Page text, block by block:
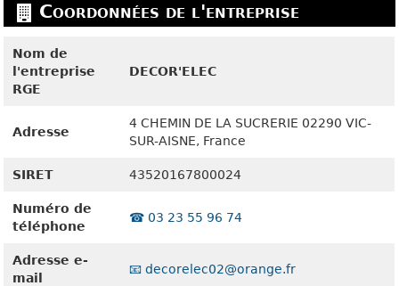
Coordonnées de l'entreprise
Nom de
l'entreprise
RGE
DECOR'ELEC
Adresse
4 CHEMIN DE LA SUCRERIE 02290 VIC-
SUR-AISNE, France
SIRET 43520167800024
Numéro de
téléphone
☎️ 03 23 55 96 74
Adresse e-
mail
📧 decorelec02@orange.fr